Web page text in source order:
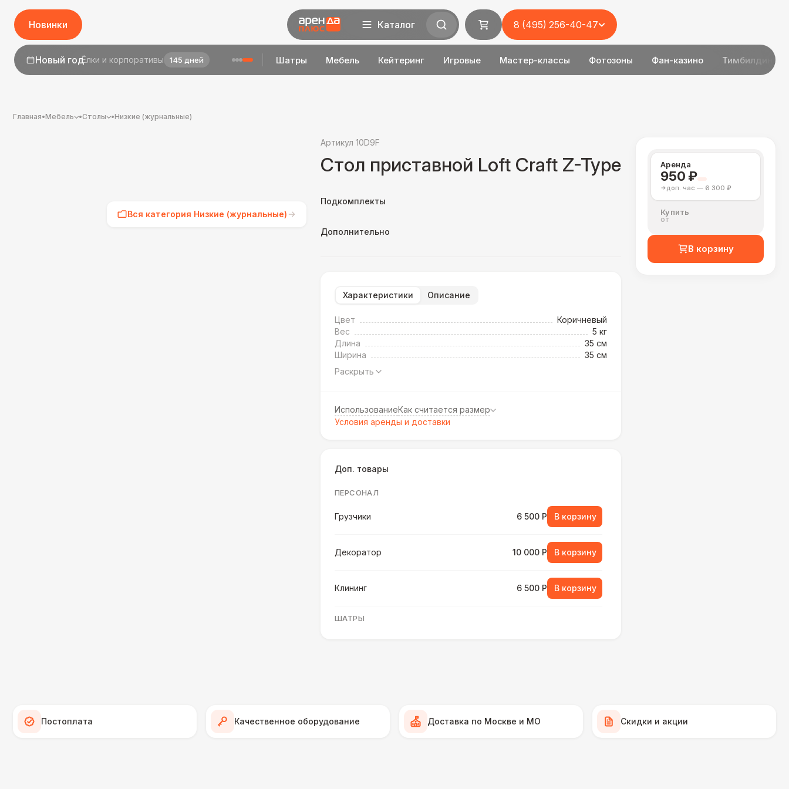
Новинки
1 сентябряДень знаний 23 дня Шатры Мебель Кейтеринг Игровые Мастер-классы Фотозоны Фан-казино Тимбилдинг
Каталог 8 (495) 256-40-47
Главная•Мебель •Столы •Низкие (журнальные)
Вся категория Низкие (журнальные)
Артикул 10D9F
Стол приставной Loft Craft Z-Type
Подкомплекты
Дополнительно
Характеристики Описание
Цвет
Коричневый
Вес
5 кг
Длина
35 см
Ширина
35 см
Раскрыть
ИспользованиеКак считается размер
Условия аренды и доставки
Доп. товары
ПЕРСОНАЛ
Грузчики 6 500 Р В корзину
Декоратор 10 000 Р В корзину
Клининг 6 500 Р В корзину
ШАТРЫ
Аренда
950 ₽
доп. час — 6 300 ₽
Купить
от
В корзину
Постоплата Качественное оборудование Доставка по Москве и МО Скидки и акции